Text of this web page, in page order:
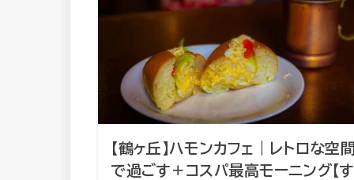
【鶴ヶ丘】ハモンカフェ｜レトロな空間
で過ごす＋コスパ最高モーニング【す